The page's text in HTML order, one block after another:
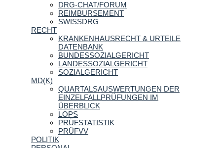
DRG-CHAT/FORUM
REIMBURSEMENT
SWISSDRG
RECHT
KRANKENHAUSRECHT & URTEILE
DATENBANK
BUNDESSOZIALGERICHT
LANDESSOZIALGERICHT
SOZIALGERICHT
MD(K)
QUARTALSAUSWERTUNGEN DER
EINZELFALLPRÜFUNGEN IM
ÜBERBLICK
LOPS
PRÜFSTATISTIK
PRÜFVV
POLITIK